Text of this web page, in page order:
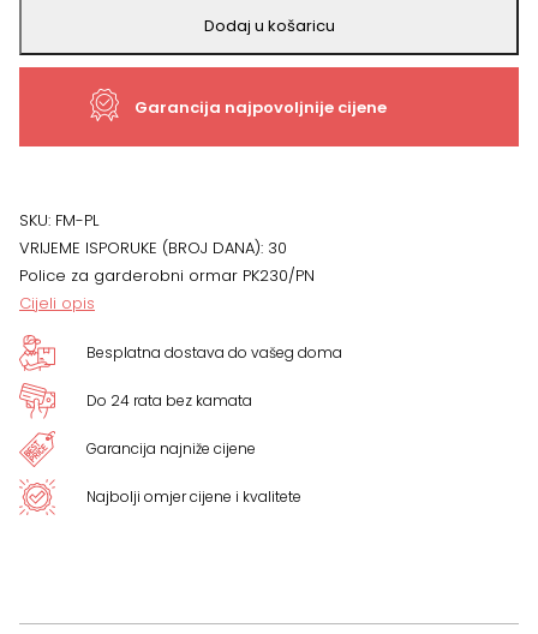
PN
ormar
količina
Dodaj u košaricu
Garancija najpovoljnije cijene
SKU: FM-PL
VRIJEME ISPORUKE (BROJ DANA): 30
Police za garderobni ormar PK230/PN
Cijeli opis
Besplatna dostava do vašeg doma
Do 24 rata bez kamata
Garancija najniže cijene
Najbolji omjer cijene i kvalitete